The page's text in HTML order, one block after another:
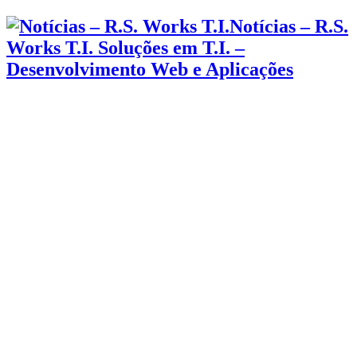
Notícias – R.S.
Works T.I. Soluções em T.I. –
Desenvolvimento Web e Aplicações